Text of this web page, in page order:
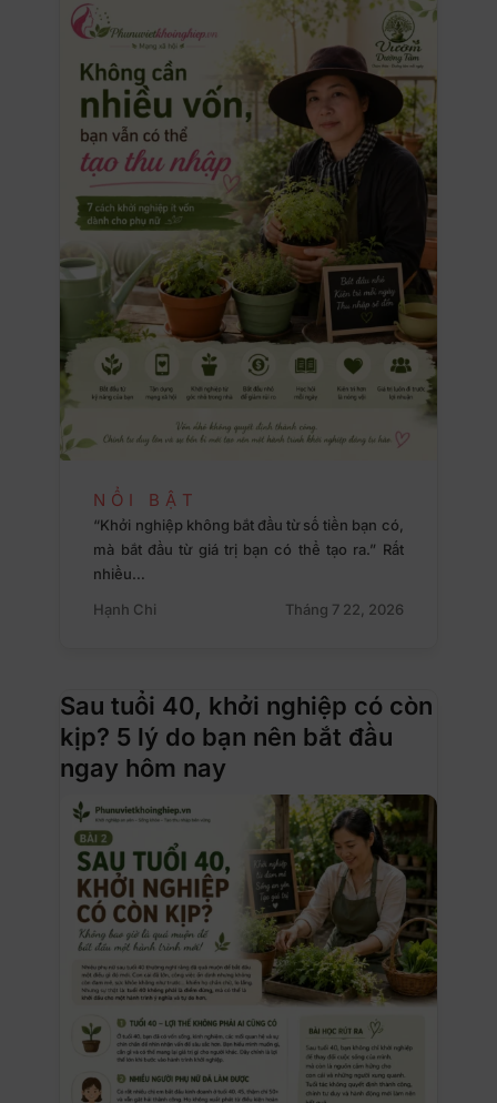
NỔI BẬT
“Khởi nghiệp không bắt đầu từ số tiền bạn có,
mà bắt đầu từ giá trị bạn có thể tạo ra.” Rất
nhiều…
Hạnh Chi
Tháng 7 22, 2026
Sau tuổi 40, khởi nghiệp có còn
kịp? 5 lý do bạn nên bắt đầu
ngay hôm nay